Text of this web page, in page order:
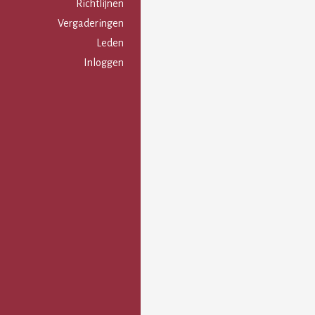
Gebruikersmenu
Richtlijnen
Vergaderingen
Leden
Inloggen